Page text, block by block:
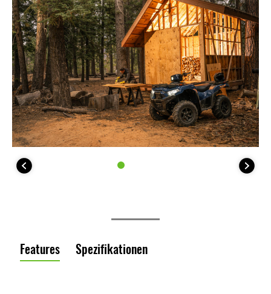
Features Spezifikationen